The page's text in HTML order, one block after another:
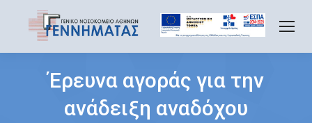
Έρευνα αγοράς για την
ανάδειξη αναδόχου